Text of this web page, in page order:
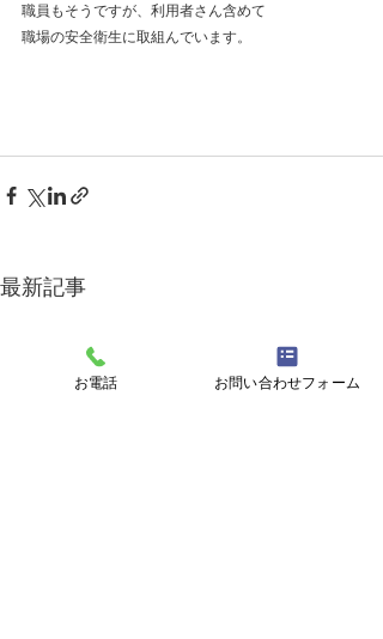
職員もそうですが、利用者さん含めて
職場の安全衛生に取組んでいます。
最新記事
お電話 お問い合わせフォーム